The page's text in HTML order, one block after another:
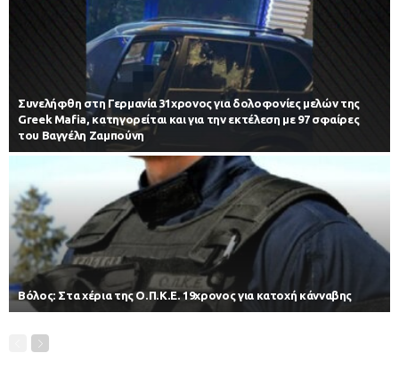
Συνελήφθη στη Γερμανία 31χρονος για δολοφονίες μελών της
Greek Mafia, κατηγορείται και για την εκτέλεση με 97 σφαίρες
του Βαγγέλη Ζαμπούνη
Βόλος: Στα χέρια της Ο.Π.Κ.Ε. 19χρονος για κατοχή κάνναβης